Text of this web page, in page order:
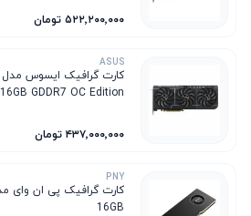
۵۲۲٬۲۰۰٬۰۰۰ تومان
ASUS
16GB GDDR7 OC Edition
۴۳۷٬۰۰۰٬۰۰۰ تومان
PNY
16GB